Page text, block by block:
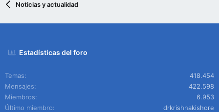
Noticias y actualidad
Estadísticas del foro
Temas
418.454
Mensajes
422.598
Miembros
6.953
Último miembro
drkrishnakishore